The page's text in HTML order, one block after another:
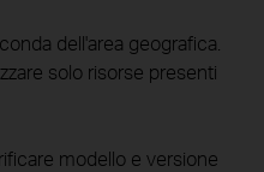
dell'area geografica.
solo risorse presenti
modello e versione